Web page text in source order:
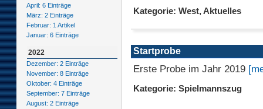
April: 6 Einträge
März: 2 Einträge
Februar: 1 Artikel
Januar: 6 Einträge
2022
Dezember: 2 Einträge
November: 8 Einträge
Oktober: 4 Einträge
September: 7 Einträge
August: 2 Einträge
Kategorie: West, Aktuelles
Startprobe
Erste Probe im Jahr 2019
Kategorie: Spielmannszug